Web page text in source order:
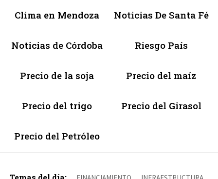
Clima en Mendoza Noticias De Santa Fé
Noticias de Córdoba Riesgo País
Precio de la soja Precio del maíz
Precio del trigo Precio del Girasol
Precio del Petróleo